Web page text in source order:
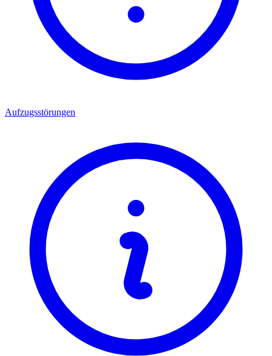
Aufzugsstörungen